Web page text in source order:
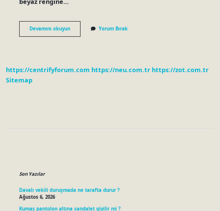
Devamını okuyunTitanyum
Beyazı
Yorum Bırak
https://centrifyforum.com https://neu.com.tr https://zot.com.tr
Sitemap
Son Yazılar
Davalı vekili duruşmada ne tarafta durur ?
Ağustos 6, 2026
Kumaş pantolon altına sandalet giyilir mi ?